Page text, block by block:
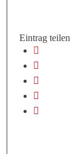
Eintrag teilen